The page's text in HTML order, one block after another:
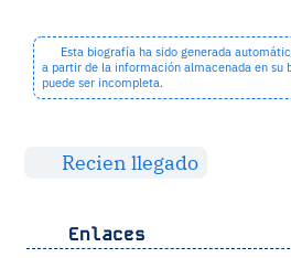
Esta biografía ha sido generada
a partir de la información almacenada en su
puede ser incompleta.
Recien llegado
Enlaces